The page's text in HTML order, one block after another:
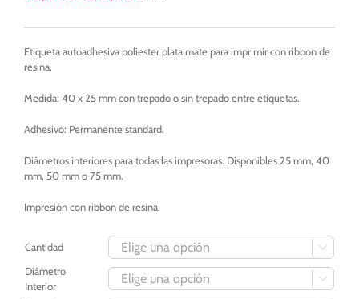
precios:
70,00€
Etiqueta autoadhesiva poliester plata mate para imprimir con ribbon de
resina.
Medida: 40 x 25 mm con trepado o sin trepado entre etiquetas.
Adhesivo: Permanente standard.
Diámetros interiores para todas las impresoras. Disponibles 25 mm, 40
mm, 50 mm o 75 mm.
Impresión con ribbon de resina.
Cantidad 
Diámetro
Interior
